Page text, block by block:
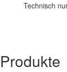
Technisch